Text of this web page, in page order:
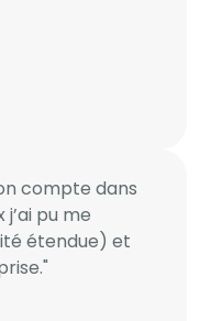
compte dans
pu me
étendue) et